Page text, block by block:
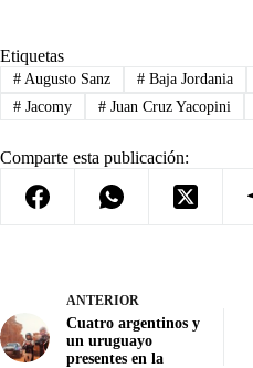
Etiquetas
#Augusto Sanz #Baja Jordania
#Jacomy #Juan Cruz Yacopini
Comparte esta publicación:
ANTERIOR
Cuatro argentinos y
un uruguayo
presentes en la